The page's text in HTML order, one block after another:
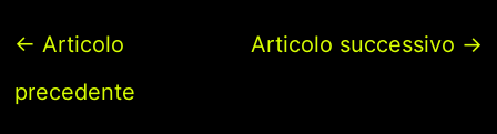
← Articolo
precedente
Articolo successivo →